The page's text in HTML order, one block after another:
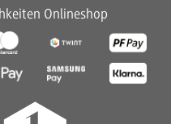
Onlineshop